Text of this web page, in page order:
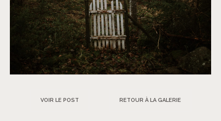
VOIR LE POST RETOUR À LA GALERIE